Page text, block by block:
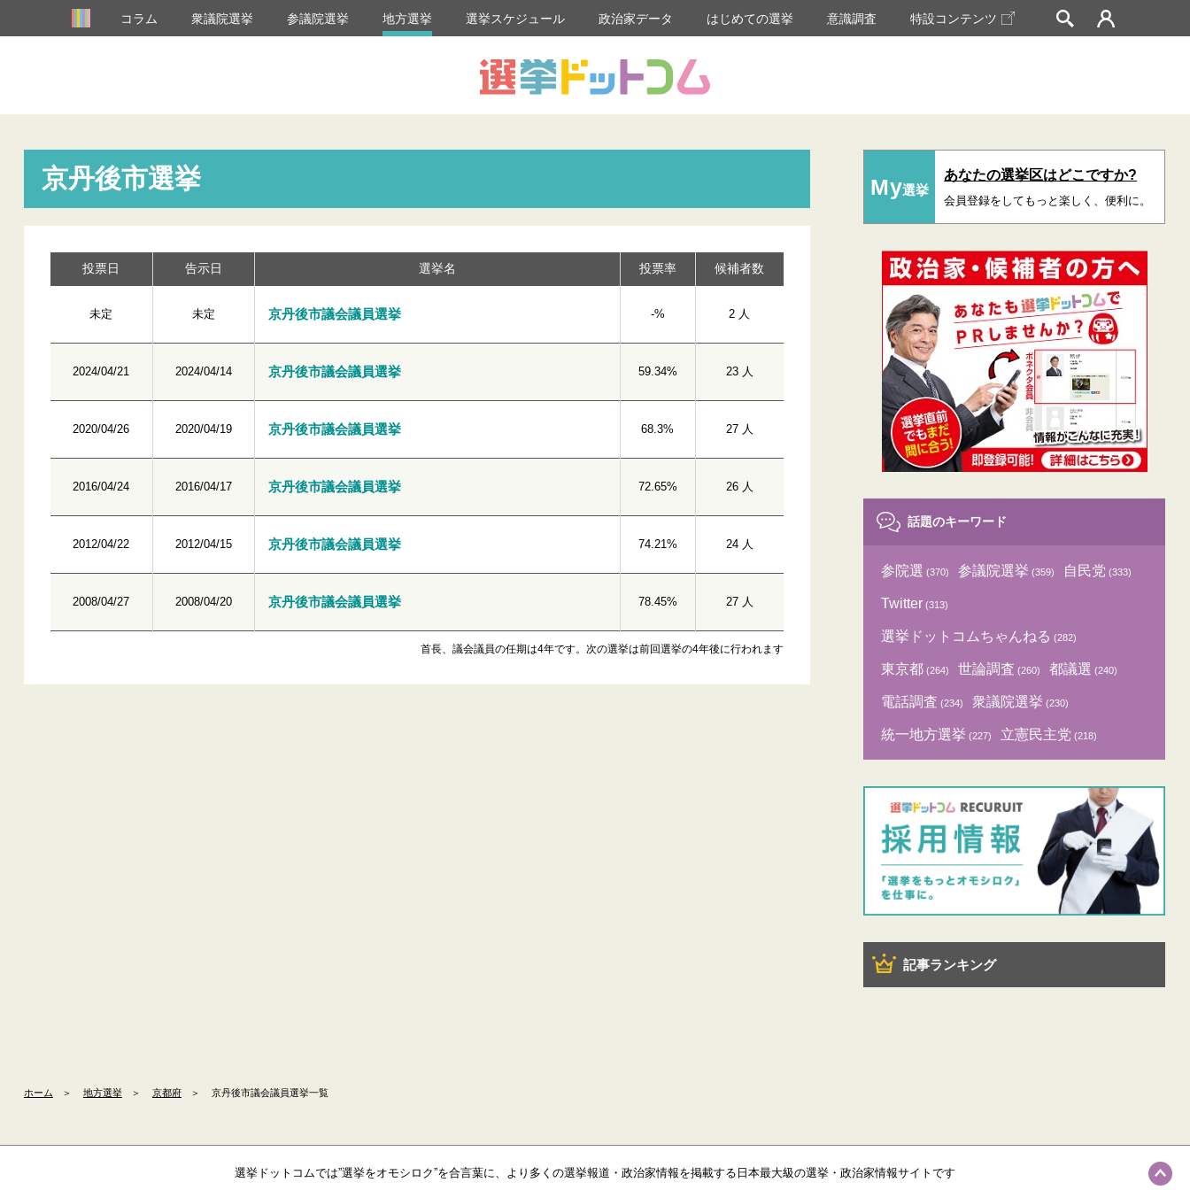
コラム 衆議院選挙 参議院選挙 地方選挙 選挙スケジュール 政治家データ はじめての選挙 意識調査 特設コンテンツ
京丹後市選挙
投票日 告示日 選挙名 投票率 候補者数
未定 未定 京丹後市議会議員選挙 -% 2 人
2024/04/21 2024/04/14 京丹後市議会議員選挙 59.34% 23 人
2020/04/26 2020/04/19 京丹後市議会議員選挙 68.3% 27 人
2016/04/24 2016/04/17 京丹後市議会議員選挙 72.65% 26 人
2012/04/22 2012/04/15 京丹後市議会議員選挙 74.21% 24 人
2008/04/27 2008/04/20 京丹後市議会議員選挙 78.45% 27 人
首長、議会議員の任期は4年です。次の選挙は前回選挙の4年後に行われます
My選挙
あなたの選挙区はどこですか?
会員登録をしてもっと楽しく、便利に。
話題のキーワード
参院選 (370) 参議院選挙 (359) 自民党 (333)
Twitter (313)
選挙ドットコムちゃんねる (282)
東京都 (264) 世論調査 (260) 都議選 (240)
電話調査 (234) 衆議院選挙 (230)
統一地方選挙 (227) 立憲民主党 (218)
記事ランキング
ホーム ＞ 地方選挙 ＞ 京都府 ＞ 京丹後市議会議員選挙一覧
選挙ドットコムでは”選挙をオモシロク”を合言葉に、より多くの選挙報道・政治家情報を掲載する日本最大級の選挙・政治家情報サイトです